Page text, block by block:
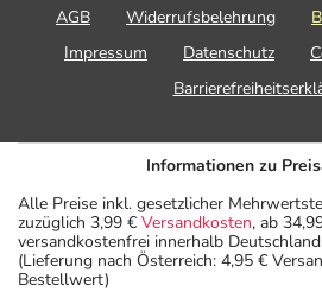
AGB Widerrufsbelehrung
Impressum
Datenschutz
Informationen zu
Alle Preise inkl. gesetzlicher
zuzüglich 3,99 € Versandkosten, ab
versandkostenfrei innerhalb
(Lieferung nach Österreich: 4,95 €
Bestellwert)